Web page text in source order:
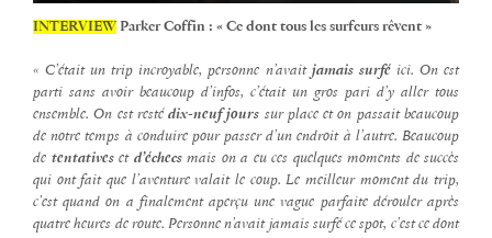
INTERVIEW Parker Coffin : « Ce dont tous les surfeurs rêvent »
« C’était un trip incroyable, personne n’avait jamais surféici. On est
parti sans avoir beaucoup d’infos, c’était un gros pari d’y aller tous
ensemble. On est restédix-neuf jours sur place et on passait beaucoup
de notre temps à conduire pour passer d’un endroit à l’autre. Beaucoup
de tentativeset d’échecsmais on a eu ces quelques moments de succès
qui ont fait que l’aventure valait le coup. Le meilleur moment du trip,
c’est quand on a finalement aperçu une vague parfaite dérouler après
quatre heures de route. Personne n’avait jamais surfé ce spot, c’est ce dont